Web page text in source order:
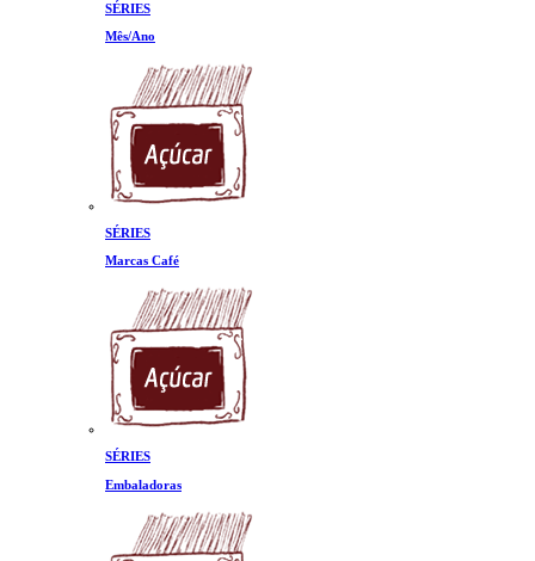
SÉRIES
Mês/Ano
SÉRIES
Marcas Café
SÉRIES
Embaladoras